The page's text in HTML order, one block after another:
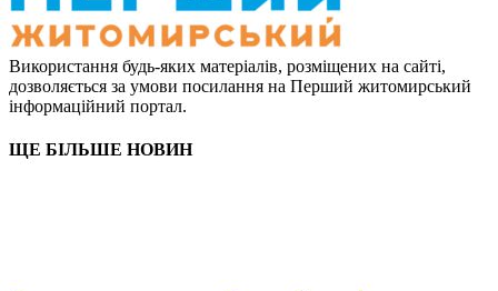
Використання будь-яких матеріалів, розміщених на сайті,
дозволяється за умови посилання на Перший житомирський
інформаційний портал.
ЩЕ БІЛЬШЕ НОВИН